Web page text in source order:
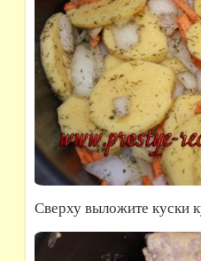
Сверху выложите куски